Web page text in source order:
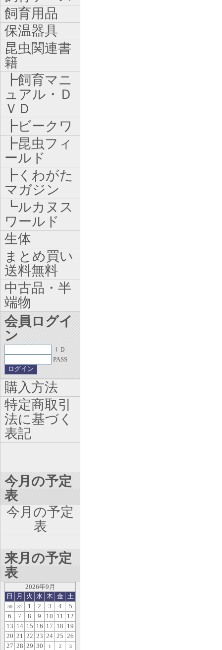
飼育用品
保温器具
昆虫関連書
籍
┣飼育マニ
ュアル・Ｄ
ＶＤ
┣ビークワ
┣昆虫フィ
ールド
┣くわがた
マガジン
┗ルカヌス
ワールド
生体
まとめ買い
送料無料
中古品・半
端物
会員ログイ
ン
ＩＤ
PASS
購入方法
特定商取引
法に基づく
表記
今月の予定
表
今月の予定
表
来月の予定
表
2026年9月
日
月 火 水 木 金 土
30 31 1 2 3 4
5
6
7 8 9 10 11
12
13 14 15 16 17 18 19
20 21 22 23 24 25 26
27 28 29 30 1 2 3